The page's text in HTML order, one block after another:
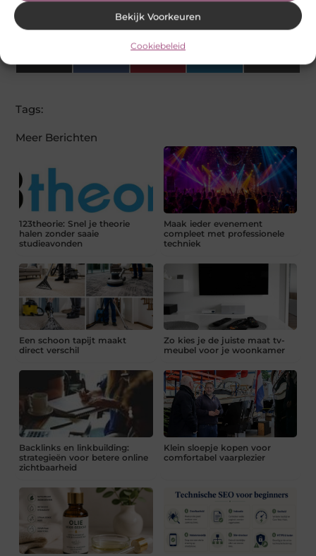
Bekijk Voorkeuren
Cookiebeleid
Goed artikel? Deel hem dan op:
X
(Twitter)
FacebookPinterest LinkedIn Email
Tags:
Meer Berichten
123theorie: Snel je theorie
halen zonder saaie
studieavonden
Maak ieder evenement
compleet met professionele
techniek
Een schoon tapijt maakt
direct verschil
Zo kies je de juiste maat tv-
meubel voor je woonkamer
Backlinks en linkbuilding:
strategieën voor betere online
zichtbaarheid
Klein sloepje kopen voor
comfortabel vaarplezier